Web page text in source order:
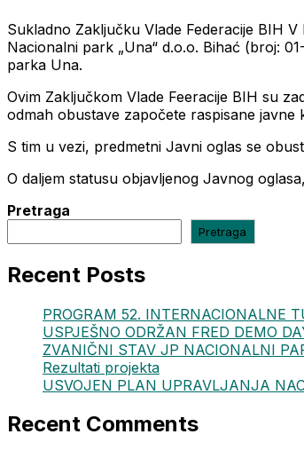
Sukladno Zaključku Vlade Federacije BIH
Nacionalni park „Una“ d.o.o. Bihać (broj:
parka Una.
Ovim Zaključkom Vlade Feeracije BIH su
odmah obustave započete raspisane
S tim u vezi, predmetni Javni oglas se
O daljem statusu objavljenog Javnog
Pretraga
Pretraga
Recent Posts
PROGRAM 52. INTERNACIONALNE
USPJEŠNO ODRŽAN FRED DEMO
ZVANIČNI STAV JP NACIONALNI
Rezultati projekta
USVOJEN PLAN UPRAVLJANJA
Recent Comments